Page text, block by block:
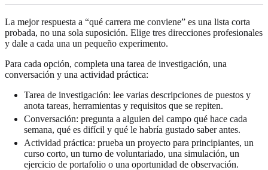
La mejor respuesta a “qué carrera me conviene” es una lista corta
probada, no una sola suposición. Elige tres direcciones profesionales
y dale a cada una un pequeño experimento.
Para cada opción, completa una tarea de investigación, una
conversación y una actividad práctica:
Tarea de investigación: lee varias descripciones de puestos y
anota tareas, herramientas y requisitos que se repiten.
Conversación: pregunta a alguien del campo qué hace cada
semana, qué es difícil y qué le habría gustado saber antes.
Actividad práctica: prueba un proyecto para principiantes, un
curso corto, un turno de voluntariado, una simulación, un
ejercicio de portafolio o una oportunidad de observación.